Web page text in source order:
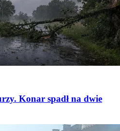
Konar spadł na dwie